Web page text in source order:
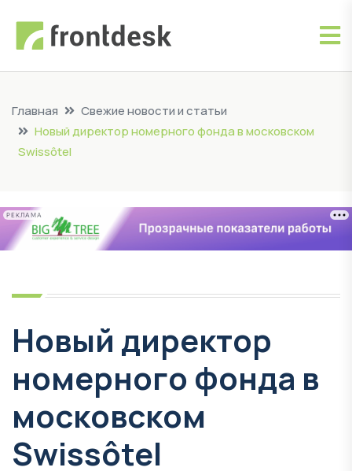
Главная
Свежие новости и статьи
Новый директор номерного фонда в московском
Swissôtel
РЕКЛАМА
Новый директор
номерного фонда в
московском
Swissôtel